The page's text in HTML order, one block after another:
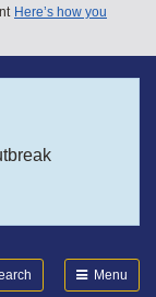
Here’s how you
Menu